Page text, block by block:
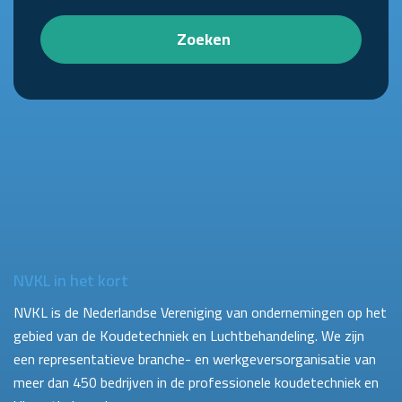
Zoeken
NVKL in het kort
NVKL is de Nederlandse Vereniging van ondernemingen op het
gebied van de Koudetechniek en Luchtbehandeling. We zijn
een representatieve branche- en werkgeversorganisatie van
meer dan 450 bedrijven in de professionele koudetechniek en